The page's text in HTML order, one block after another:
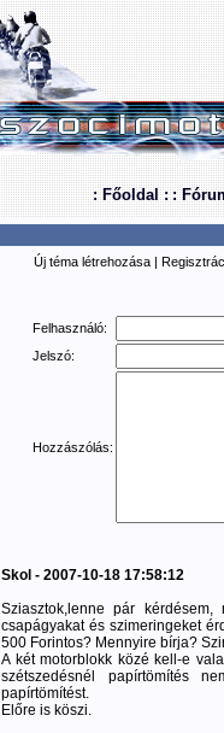
: Főoldal : :
Új téma létrehozása |
Felhasználó:
Jelszó:
Hozzászólás:
Skol - 2007-10-18 17:58:12
Sziasztok,lenne pár
csapágyakat és szimeringeket
500 Forintos? Mennyire bírja?
A két motorblokk közé kell-e
szétszedésnél papírtömítés
papírtömítést.
Előre is köszi.